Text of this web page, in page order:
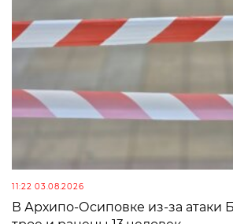
11:22 03.08.2026
В Архипо-Осиповке из-за атаки